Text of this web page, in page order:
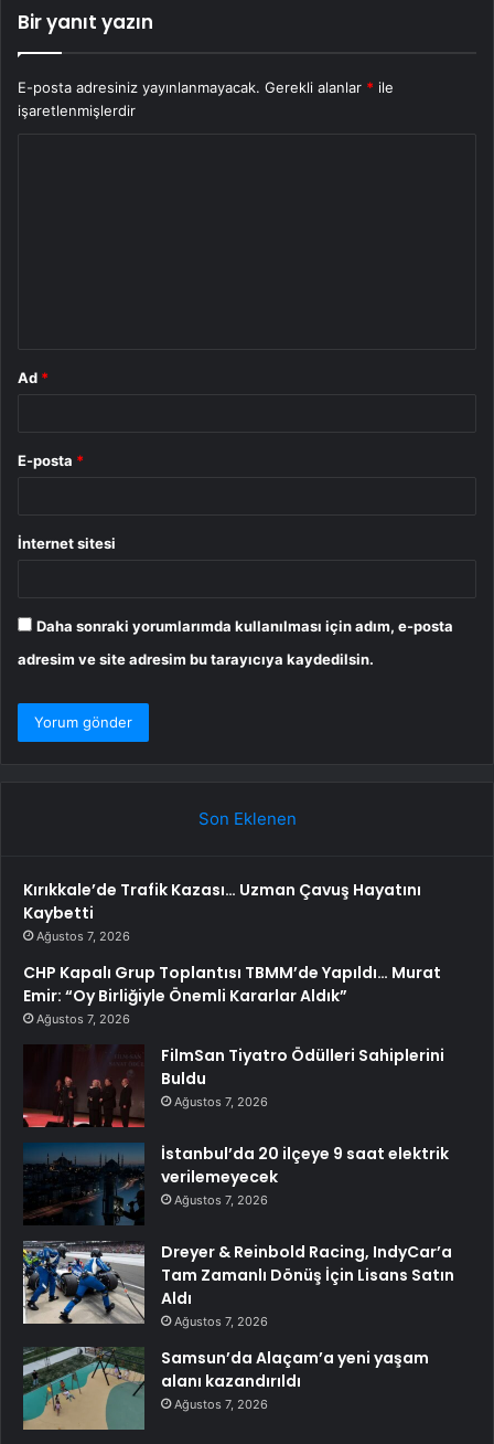
Bir yanıt yazın
E-posta adresiniz yayınlanmayacak. Gerekli alanlar * ile
işaretlenmişlerdir
Ad *
E-posta *
İnternet sitesi
Daha sonraki yorumlarımda kullanılması için adım, e-posta
adresim ve site adresim bu tarayıcıya kaydedilsin.
Son Eklenen
Kırıkkale’de Trafik Kazası… Uzman Çavuş Hayatını
Kaybetti
Ağustos 7, 2026
CHP Kapalı Grup Toplantısı TBMM’de Yapıldı… Murat
Emir: “Oy Birliğiyle Önemli Kararlar Aldık”
Ağustos 7, 2026
FilmSan Tiyatro Ödülleri Sahiplerini
Buldu
Ağustos 7, 2026
İstanbul’da 20 ilçeye 9 saat elektrik
verilemeyecek
Ağustos 7, 2026
Dreyer & Reinbold Racing, IndyCar’a
Tam Zamanlı Dönüş İçin Lisans Satın
Aldı
Ağustos 7, 2026
Samsun’da Alaçam’a yeni yaşam
alanı kazandırıldı
Ağustos 7, 2026